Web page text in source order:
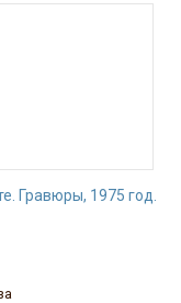
Гравюры, 1975 год.